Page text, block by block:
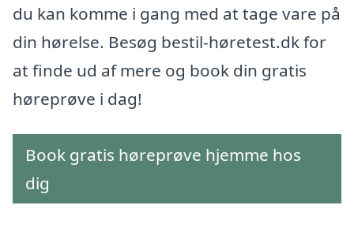
du kan komme i gang med at tage vare på
din hørelse. Besøg bestil-høretest.dk for
at finde ud af mere og book din gratis
høreprøve i dag!
Book gratis høreprøve hjemme hos
dig